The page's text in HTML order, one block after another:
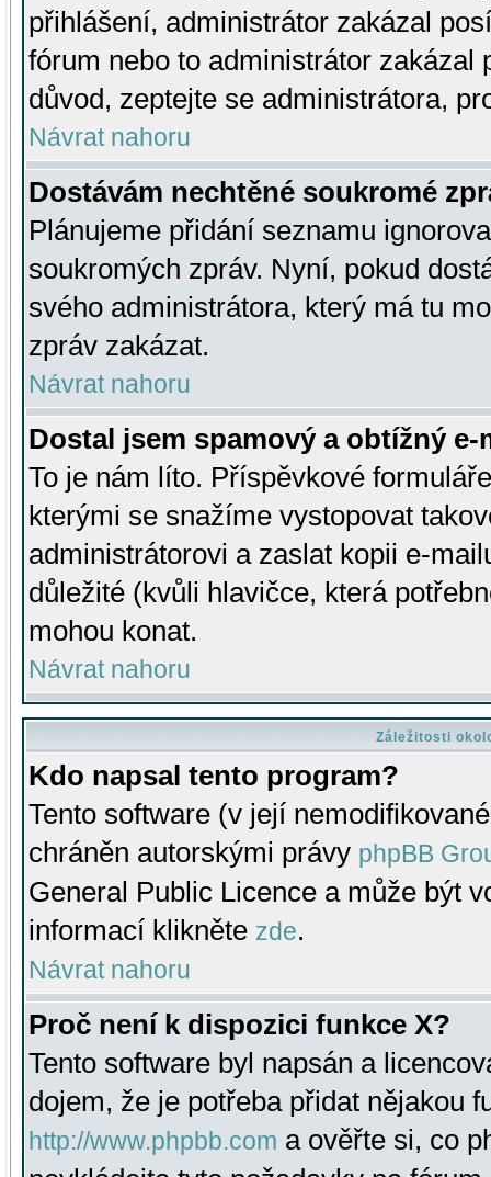
přihlášení, administrátor zakázal
fórum nebo to administrátor zakázal
důvod, zeptejte se administrátora,
Návrat nahoru
Dostávám nechtěné soukromé
Plánujeme přidání seznamu
soukromých zpráv. Nyní, pokud
svého administrátora, který má tu
zpráv zakázat.
Návrat nahoru
Dostal jsem spamový a obtížný
To je nám líto. Příspěvkové
kterými se snažíme vystopovat
administrátorovi a zaslat kopii e-
důležité (kvůli hlavičce, která
mohou konat.
Návrat nahoru
Záležitosti
Kdo napsal tento program?
Tento software (v její
chráněn autorskými právy phpBB
General Public Licence a může být
informací klikněte zde.
Návrat nahoru
Proč není k dispozici funkce X?
Tento software byl napsán a
dojem, že je potřeba přidat nějakou
http://www.phpbb.com a ověřte si, co